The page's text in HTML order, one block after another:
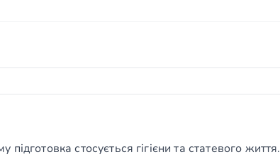
підготовка стосується гігієни та статевого життя.